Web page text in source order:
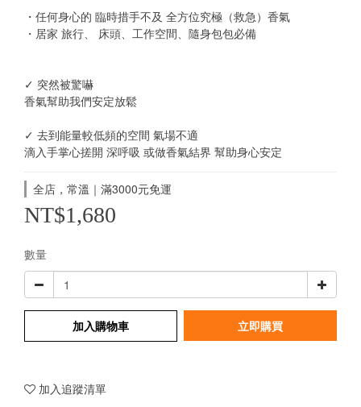
・任何身心的 臨時措手不及 全方位究極（救急）香氣
・居家 旅行、 床頭、工作空間、隨身包包必備
✓ 突然被驚嚇
香氣幫助我們安定放鬆
✓ 去到能量較低頻的空間 氣場不適
滴入手掌心搓開 深呼吸 或做香氣結界 幫助身心安定
全店，常溫｜滿3000元免運
NT$1,680
數量
加入購物車 立即購買
加入追蹤清單